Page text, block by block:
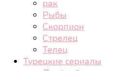
рак
Рыбы
Скорпион
Стрелец
Телец
Турецкие сериалы